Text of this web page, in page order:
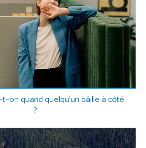
t-on quand quelqu'un bâille à côté
?